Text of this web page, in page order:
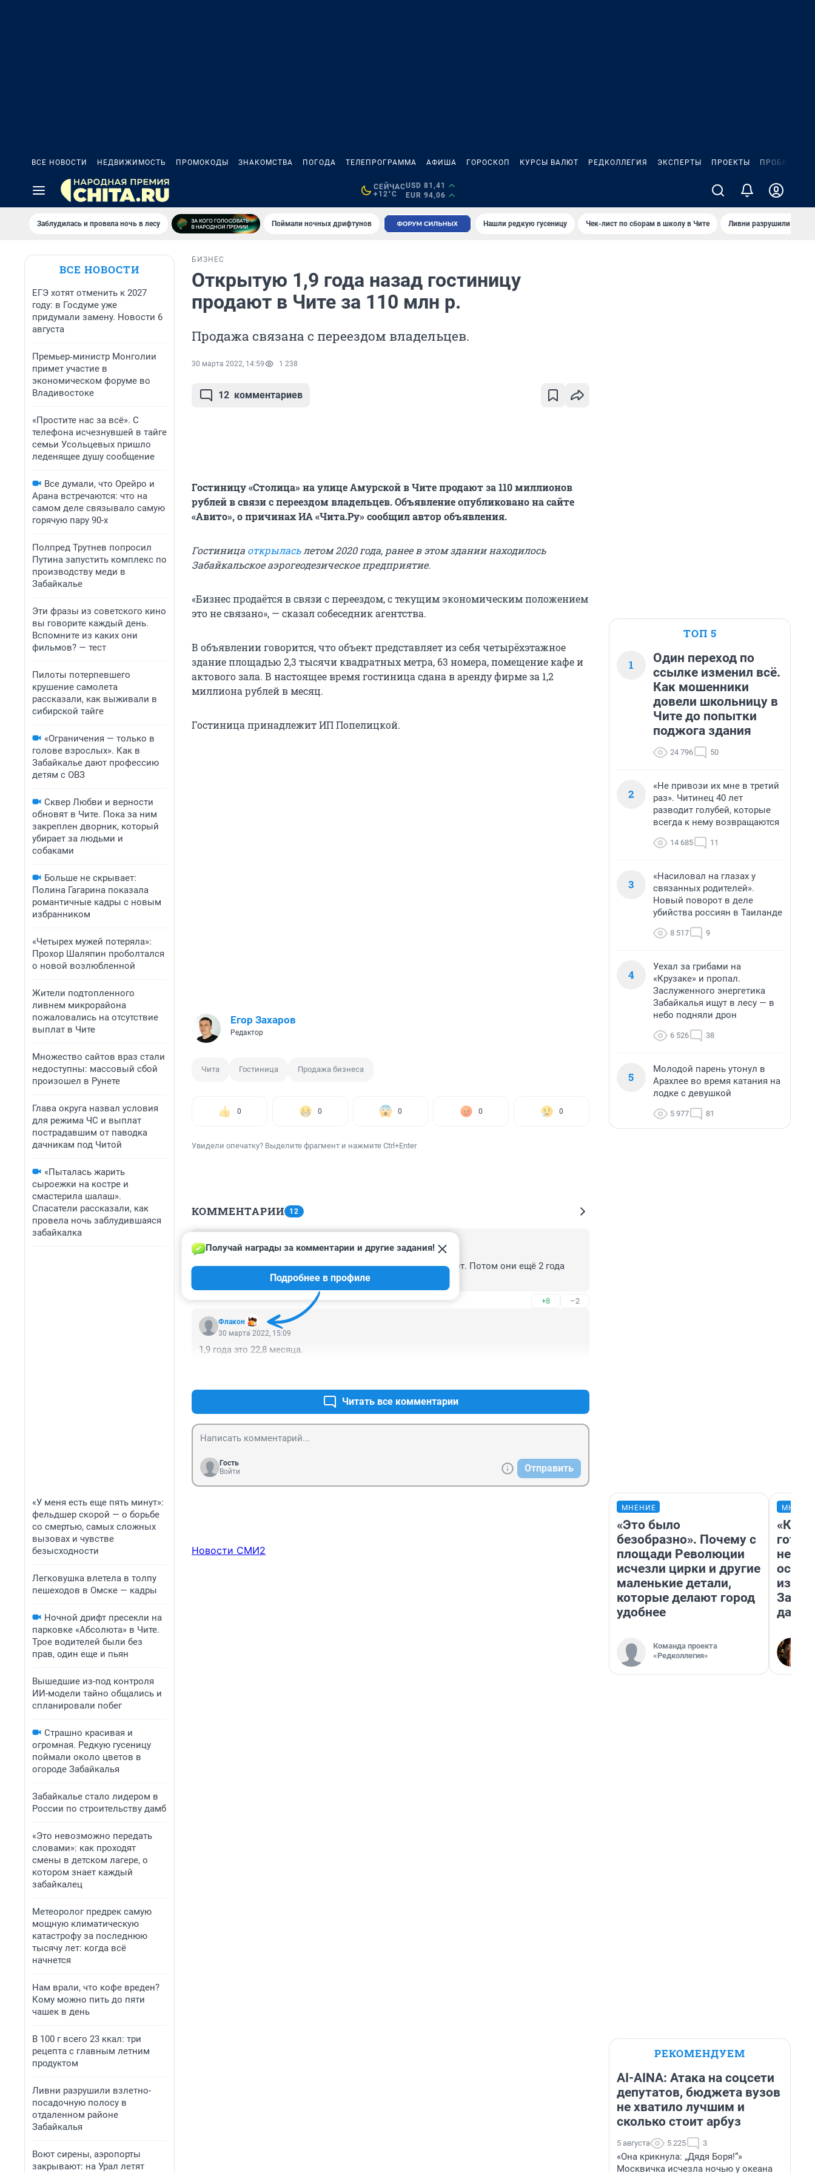
ВСЕ НОВОСТИ НЕДВИЖИМОСТЬ ПРОМОКОДЫ ЗНАКОМСТВА ПОГОДА ТЕЛЕПРОГРАММА АФИША ГОРОСКОП КУРСЫ ВАЛЮТ РЕДКОЛЛЕГИЯ ЭКСПЕРТЫ ПРОЕКТЫ ПРОБКИ
СЕЙЧАС
+12°C
USD 81,41
EUR 94,06
Заблудилась и провела ночь в лесу Поймали ночных дрифтунов Нашли редкую гусеницу Чек-лист по сборам в школу в Чите Ливни разрушили
ВСЕ НОВОСТИ
ЕГЭ хотят отменить к 2027
году: в Госдуме уже
придумали замену. Новости 6
августа
Премьер‑министр Монголии
примет участие в
экономическом форуме во
Владивостоке
«Простите нас за всё». С
телефона исчезнувшей в тайге
семьи Усольцевых пришло
леденящее душу сообщение
Все думали, что Орейро и
Арана встречаются: что на
самом деле связывало самую
горячую пару 90-х
Полпред Трутнев попросил
Путина запустить комплекс по
производству меди в
Забайкалье
Эти фразы из советского кино
вы говорите каждый день.
Вспомните из каких они
фильмов? — тест
Пилоты потерпевшего
крушение самолета
рассказали, как выживали в
сибирской тайге
«Ограничения — только в
голове взрослых». Как в
Забайкалье дают профессию
детям с ОВЗ
Сквер Любви и верности
обновят в Чите. Пока за ним
закреплен дворник, который
убирает за людьми и
собаками
Больше не скрывает:
Полина Гагарина показала
романтичные кадры с новым
избранником
«Четырех мужей потеряла»:
Прохор Шаляпин проболтался
о новой возлюбленной
Жители подтопленного
ливнем микрорайона
пожаловались на отсутствие
выплат в Чите
Множество сайтов враз стали
недоступны: массовый сбой
произошел в Рунете
Глава округа назвал условия
для режима ЧС и выплат
пострадавшим от паводка
дачникам под Читой
«Пыталась жарить
сыроежки на костре и
смастерила шалаш».
Спасатели рассказали, как
провела ночь заблудившаяся
забайкалка
«У меня есть еще пять минут»:
фельдшер скорой — о борьбе
со смертью, самых сложных
вызовах и чувстве
безысходности
Легковушка влетела в толпу
пешеходов в Омске — кадры
Ночной дрифт пресекли на
парковке «Абсолюта» в Чите.
Трое водителей были без
прав, один еще и пьян
Вышедшие из-под контроля
ИИ-модели тайно общались и
спланировали побег
Страшно красивая и
огромная. Редкую гусеницу
поймали около цветов в
огороде Забайкалья
Забайкалье стало лидером в
России по строительству дамб
«Это невозможно передать
словами»: как проходят
смены в детском лагере, о
котором знает каждый
забайкалец
Метеоролог предрек самую
мощную климатическую
катастрофу за последнюю
тысячу лет: когда всё
начнется
Нам врали, что кофе вреден?
Кому можно пить до пяти
чашек в день
В 100 г всего 23 ккал: три
рецепта с главным летним
продуктом
Ливни разрушили взлетно-
посадочную полосу в
отдаленном районе
Забайкалья
Воют сирены, аэропорты
закрывают: на Урал летят
БИЗНЕС
Открытую 1,9 года назад гостиницу
продают в Чите за 110 млн р.
Продажа связана с переездом владельцев.
30 марта 2022, 14:59 1 238
12 комментариев
Гостиницу «Столица» на улице Амурской в Чите продают за 110 миллионов
рублей в связи с переездом владельцев. Объявление опубликовано на сайте
«Авито», о причинах ИА «Чита.Ру» сообщил автор объявления.
Гостиница открыласьлетом 2020 года, ранее в этом здании находилось
Забайкальское аэрогеодезическое предприятие.
«Бизнес продаётся в связи с переездом, с текущим экономическим положением
это не связано», — сказал собеседник агентства.
В объявлении говорится, что объект представляет из себя четырёхэтажное
здание площадью 2,3 тысячи квадратных метра, 63 номера, помещение кафе и
актового зала. В настоящее время гостиница сдана в аренду фирме за 1,2
миллиона рублей в месяц.
Гостиница принадлежит ИП Попелицкой.
Егор Захаров
Редактор
Чита Гостиница Продажа бизнеса
0 0 0 0 0
Увидели опечатку? Выделите фрагмент и нажмите Ctrl+Enter
КОММЕНТАРИИ 12
30 марта 2022, 15:30
На сколько я знаю Оно стояло без отопления несколько лет. Потом они ещё 2 года
ремонт там делали
+8 –2
Флакон
Получай награды за комментарии и другие задания!
Подробнее в профиле
30 марта 2022, 15:09
1,9 года это 22,8 месяца.
Читать все комментарии
Гость
Войти
Отправить
Новости СМИ2
ТОП 5
1
Один переход по
ссылке изменил всё.
Как мошенники
довели школьницу в
Чите до попытки
поджога здания
24 796 50
2
«Не привози их мне в третий
раз». Читинец 40 лет
разводит голубей, которые
всегда к нему возвращаются
14 685 11
3
«Насиловал на глазах у
связанных родителей».
Новый поворот в деле
убийства россиян в Таиланде
8 517 9
4
Уехал за грибами на
«Крузаке» и пропал.
Заслуженного энергетика
Забайкалья ищут в лесу — в
небо подняли дрон
6 526 38
5
Молодой парень утонул в
Арахлее во время катания на
лодке с девушкой
5 977 81
МНЕНИЕ
«Это было
безобразно». Почему с
площади Революции
исчезли цирки и другие
маленькие детали,
которые делают город
удобнее
Команда проекта
«Редколлегия»
дачу
РЕКОМЕНДУЕМ
AI-AINA: Атака на соцсети
депутатов, бюджета вузов
не хватило лучшим и
сколько стоит арбуз
5 августа 5 225 3
«Она крикнула: „Дядя Боря!“»
Москвичка исчезла ночью у океана